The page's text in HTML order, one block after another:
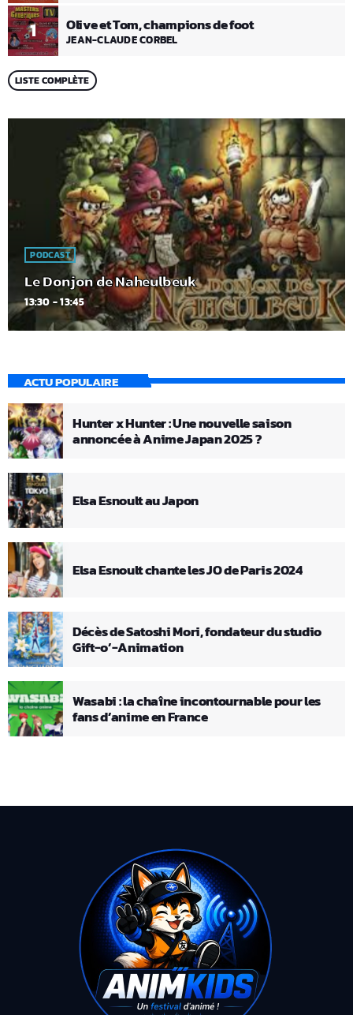
1 Olive et Tom, champions de foot
JEAN-CLAUDE CORBEL
LISTE COMPLÈTE
PODCAST
Le Donjon de Naheulbeuk
13:30 - 13:45
ACTU POPULAIRE
Hunter x Hunter : Une nouvelle saison
annoncée à Anime Japan 2025 ?
Elsa Esnoult au Japon
Elsa Esnoult chante les JO de Paris 2024
Décès de Satoshi Mori, fondateur du studio
Gift-o’-Animation
Wasabi : la chaîne incontournable pour les
fans d’anime en France